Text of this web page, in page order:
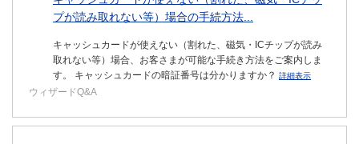
プが読み取れない等）場合の手続方法...
キャッシュカードが使えない（割れた、磁気・ICチップが読み
取れない等）場合、お客さまが可能な手続き方法をご案内しま
す。 キャッシュカードの暗証番号は分かりますか？ 詳細表示
ウィザードQ&A